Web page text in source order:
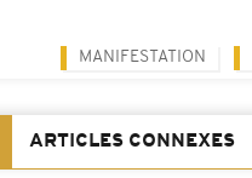
MANIFESTATION
ARTICLES CONNEXES